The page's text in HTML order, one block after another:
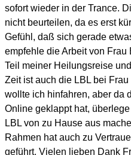
sofort wieder in der Trance.
nicht beurteilen, da es erst
Gefühl, daß sich gerade
empfehle die Arbeit von
Teil meiner Heilungsreise
Zeit ist auch die LBL bei
wollte ich hinfahren, aber da
Online geklappt hat,
LBL von zu Hause aus
Rahmen hat auch zu
geführt. Vielen lieben Dank